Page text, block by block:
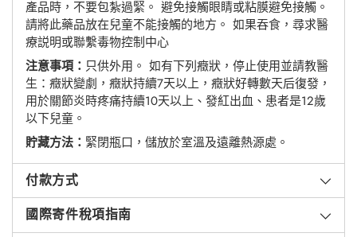
產品時，不要包紮過緊。 避免接觸眼睛或粘膜避免接觸。
請將此藥品放在兒童不能接觸的地方。 如果吞食，尋求醫
療説明或聯繫毒物控制中心
注意事項： 只供外用。 如有下列癥狀，停止使用並請教醫
生：癥狀變劇，癥狀持續7天以上，癥狀好轉數天后復發，
用於關節炎時疼痛持續10天以上、發紅出血、患者是12歲
以下兒童。
貯藏方法： 緊閉瓶口，儲放於室溫及遠離熱源處。
付款方式
國際寄件稅項指南